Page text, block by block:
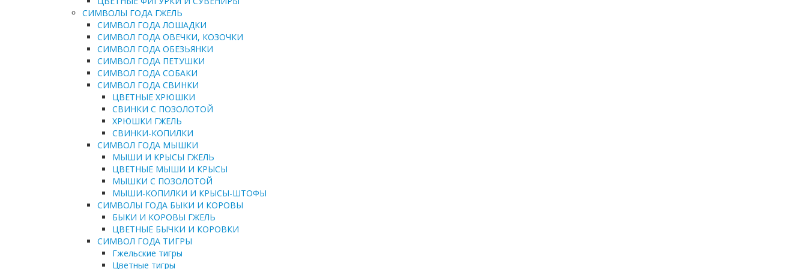
СИМВОЛЫ ГОДА ГЖЕЛЬ
СИМВОЛ ГОДА ЛОШАДКИ
СИМВОЛ ГОДА ОВЕЧКИ, КОЗОЧКИ
СИМВОЛ ГОДА ОБЕЗЬЯНКИ
СИМВОЛ ГОДА ПЕТУШКИ
СИМВОЛ ГОДА СОБАКИ
СИМВОЛ ГОДА СВИНКИ
ЦВЕТНЫЕ ХРЮШКИ
СВИНКИ С ПОЗОЛОТОЙ
ХРЮШКИ ГЖЕЛЬ
СВИНКИ-КОПИЛКИ
СИМВОЛ ГОДА МЫШКИ
МЫШИ И КРЫСЫ ГЖЕЛЬ
ЦВЕТНЫЕ МЫШИ И КРЫСЫ
МЫШКИ С ПОЗОЛОТОЙ
МЫШИ-КОПИЛКИ И КРЫСЫ-ШТОФЫ
СИМВОЛЫ ГОДА БЫКИ И КОРОВЫ
БЫКИ И КОРОВЫ ГЖЕЛЬ
ЦВЕТНЫЕ БЫЧКИ И КОРОВКИ
СИМВОЛ ГОДА ТИГРЫ
Гжельские тигры
Цветные тигры